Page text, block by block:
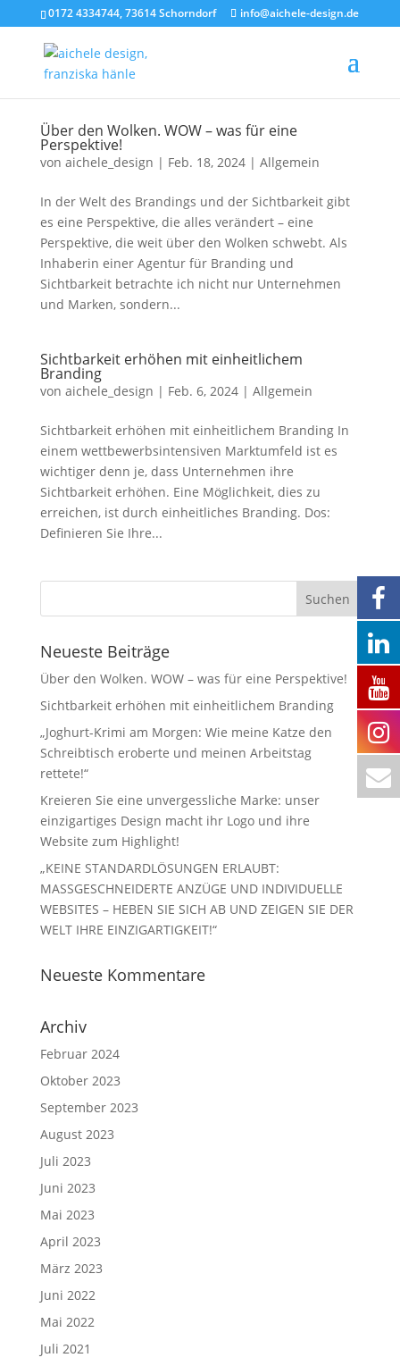
0172 4334744, 73614 Schorndorf info@aichele-design.de
Über den Wolken. WOW – was für eine
Perspektive!
von aichele_design | Feb. 18, 2024| Allgemein
In der Welt des Brandings und der Sichtbarkeit gibt
es eine Perspektive, die alles verändert – eine
Perspektive, die weit über den Wolken schwebt. Als
Inhaberin einer Agentur für Branding und
Sichtbarkeit betrachte ich nicht nur Unternehmen
und Marken, sondern...
Sichtbarkeit erhöhen mit einheitlichem
Branding
von aichele_design | Feb. 6, 2024| Allgemein
Sichtbarkeit erhöhen mit einheitlichem Branding In
einem wettbewerbsintensiven Marktumfeld ist es
wichtiger denn je, dass Unternehmen ihre
Sichtbarkeit erhöhen. Eine Möglichkeit, dies zu
erreichen, ist durch einheitliches Branding. Dos:
Definieren Sie Ihre...
Neueste Beiträge
Über den Wolken. WOW – was für eine Perspektive!
Sichtbarkeit erhöhen mit einheitlichem Branding
„Joghurt-Krimi am Morgen: Wie meine Katze den
Schreibtisch eroberte und meinen Arbeitstag
rettete!“
Kreieren Sie eine unvergessliche Marke: unser
einzigartiges Design macht ihr Logo und ihre
Website zum Highlight!
„KEINE STANDARDLÖSUNGEN ERLAUBT:
MASSGESCHNEIDERTE ANZÜGE UND INDIVIDUELLE
WEBSITES – HEBEN SIE SICH AB UND ZEIGEN SIE DER
WELT IHRE EINZIGARTIGKEIT!“
Neueste Kommentare
Archiv
Februar 2024
Oktober 2023
September 2023
August 2023
Juli 2023
Juni 2023
Mai 2023
April 2023
März 2023
Juni 2022
Mai 2022
Juli 2021